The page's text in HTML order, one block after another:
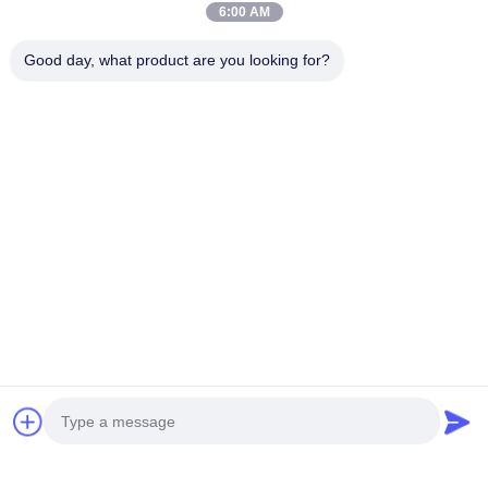
6:00 AM
Good day, what product are you looking for?